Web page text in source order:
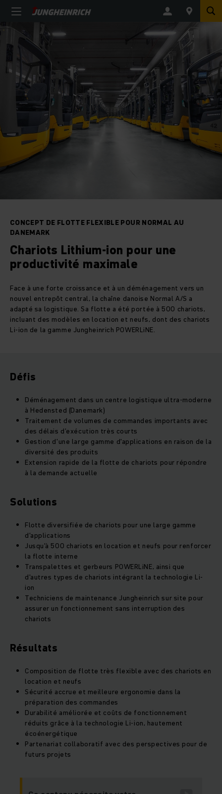
CONCEPT DE FLOTTE FLEXIBLE POUR NORMAL AU
DANEMARK
Chariots Lithium-ion pour une
productivité maximale
Face à une forte croissance et à un déménagement vers un
nouvel entrepôt central, la chaîne danoise Normal A/S a
adapté sa logistique. Sa flotte a été portée à 500 chariots,
incluant des modèles en location et neufs, dont des chariots
Li-ion de la gamme Jungheinrich POWERLiNE.
Défis
Déménagement dans un centre logistique ultra-moderne
à Hedensted (Danemark)
Traitement de volumes de commandes importants avec
des délais d’exécution très courts
Gestion d'une large gamme d'applications en raison de la
diversité des produits
Extension rapide de la flotte de chariots pour répondre
à la demande actuelle
Solutions
Flotte diversifiée de chariots pour une large gamme
d'applications
Jusqu'à 500 chariots en location et neufs pour renforcer
la flotte interne
Transpalettes et gerbeurs POWERLiNE, ainsi que
d'autres types de chariots intégrant la technologie Li-
ion
Techniciens de maintenance Jungheinrich sur site pour
assurer un fonctionnement sans interruption des
chariots
Résultats
Composition de flotte très flexible avec des chariots en
location et neufs
Sécurité accrue et meilleure ergonomie dans la
préparation des commandes
Durabilité améliorée et coûts de fonctionnement
réduits grâce à la technologie Li-ion, hautement
écoénergétique
Partenariat collaboratif avec des perspectives pour de
futurs projets